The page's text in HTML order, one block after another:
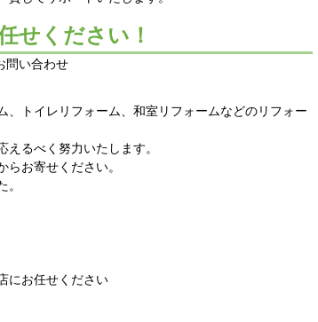
せください！
トイレリフォーム、和室リフォームなどのリフォー
るべく努力いたします。
らお寄せください。
にお任せください